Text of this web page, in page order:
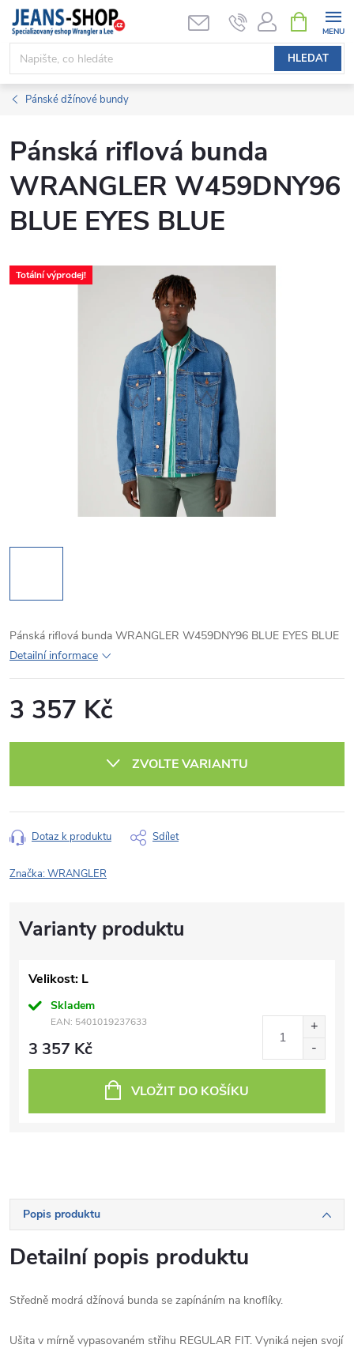
Přejít
obsah
HLEDAT
NÁKUPNÍ
KOŠÍK
Pánské džínové bundy
Pánská riflová bunda
WRANGLER W459DNY96
BLUE EYES BLUE
Totální výprodej!
Pánská riflová bunda WRANGLER W459DNY96 BLUE EYES BLUE
Detailní informace
3 357 Kč
ZVOLTE VARIANTU
Dotaz k produktu Sdílet
Značka:WRANGLER
Velikost: L
Skladem
EAN: 5401019237633
3 357 Kč
VLOŽIT DO KOŠÍKU
Popis produktu
Detailní popis produktu
Středně modrá džínová bunda se zapínáním na knoflíky.
Ušita v mírně vypasovaném střihu REGULAR FIT. Vyniká nejen svojí